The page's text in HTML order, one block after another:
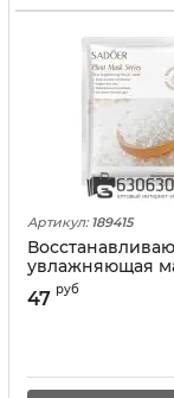
Артикул: 189415
увлажняющая
лица с
SADOER "Plant
47 руб